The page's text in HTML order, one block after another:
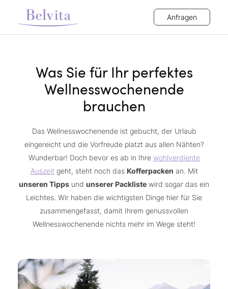
Anfragen
Was Sie für Ihr perfektes
Wellnesswochenende
brauchen
Das Wellnesswochenende ist gebucht, der Urlaub
eingereicht und die Vorfreude platzt aus allen Nähten?
Wunderbar! Doch bevor es ab in Ihre wohlverdiente
Auszeit geht, steht noch das Kofferpacken an. Mit
unseren Tipps und unserer Packliste wird sogar das ein
Leichtes. Wir haben die wichtigsten Dinge hier für Sie
zusammengefasst, damit Ihrem genussvollen
Wellnesswochenende nichts mehr im Wege steht!